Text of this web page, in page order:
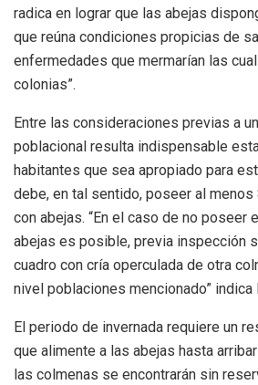
radica en lograr que las abejas
que reúna condiciones propicias de
enfermedades que mermarían las
colonias”.
Entre las consideraciones previas a
poblacional resulta indispensable
habitantes que sea apropiado para
debe, en tal sentido, poseer al
con abejas. “En el caso de no poseer
abejas es posible, previa inspección
cuadro con cría operculada de otra
nivel poblaciones mencionado” indica
El periodo de invernada requiere un
que alimente a las abejas hasta
las colmenas se encontrarán sin